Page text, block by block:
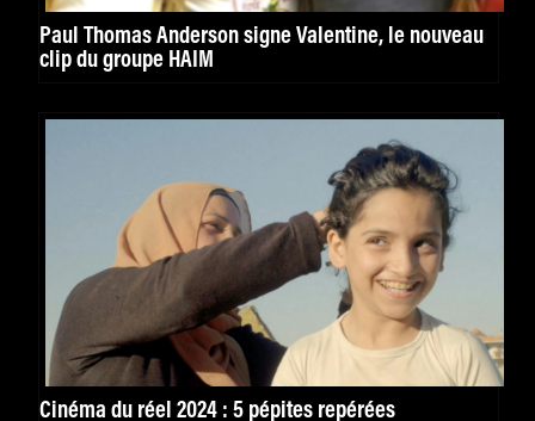
Paul Thomas Anderson signe Valentine, le nouveau
clip du groupe HAIM
Cinéma du réel 2024 : 5 pépites repérées